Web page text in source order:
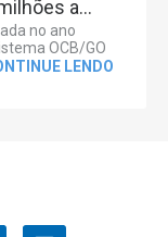
a...
no ano
OCB/GO
LENDO